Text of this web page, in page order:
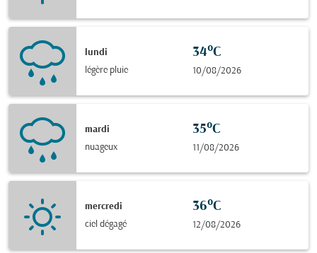
lundi
légère pluie
34°C
10/08/2026
mardi
nuageux
35°C
11/08/2026
mercredi
ciel dégagé
36°C
12/08/2026